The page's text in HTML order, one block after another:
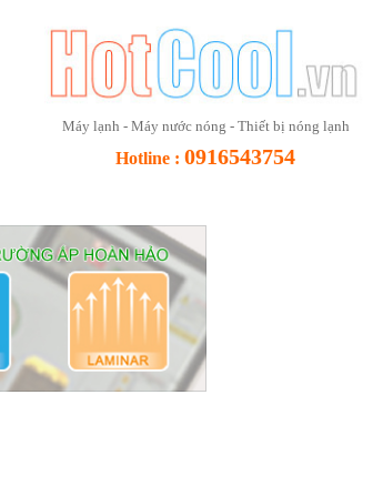
Máy lạnh - Máy nước nóng - Thiết bị nóng lạnh
Hotline : 0916543754